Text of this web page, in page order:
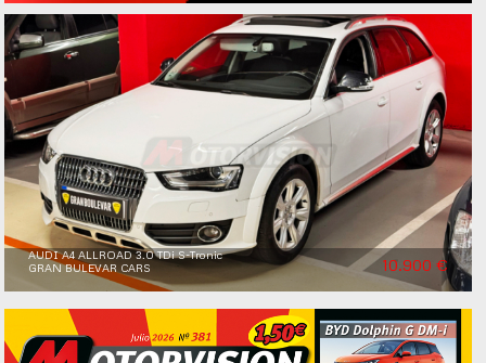
AUDI A4 ALLROAD 3.0 TDi S-Tronic
GRAN BULEVAR CARS
10.900 €